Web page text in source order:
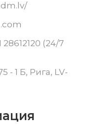
28612120 (24/7
- 1 Б, Рига, LV-